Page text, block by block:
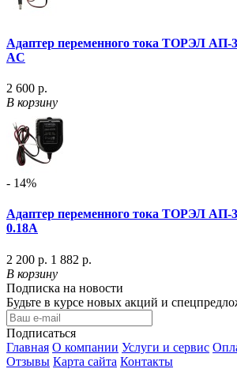
Адаптер переменного тока ТОРЭЛ АП-
AC
2 600 р.
В корзину
- 14%
Адаптер переменного тока ТОРЭЛ АП-
0.18A
2 200 р. 1 882 р.
В корзину
Подписка на новости
Будьте в курсе новых акций и
Подписаться
Главная О компании Услуги и сервис
Отзывы Карта сайта Контакты